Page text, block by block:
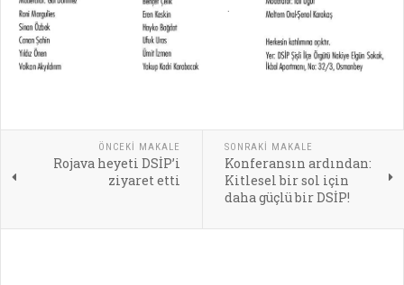
ÖNCEKI MAKALE
Rojava heyeti DSİP’i
ziyaret etti
SONRAKI MAKALE
Konferansın ardından:
Kitlesel bir sol için
daha güçlü bir DSİP!